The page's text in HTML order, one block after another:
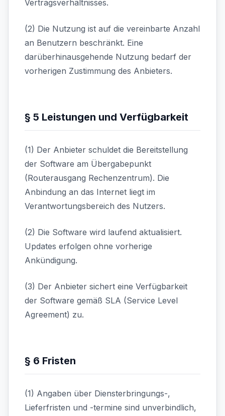
Vertragsverhältnisses.
(2) Die Nutzung ist auf die vereinbarte Anzahl
an Benutzern beschränkt. Eine
darüberhinausgehende Nutzung bedarf der
vorherigen Zustimmung des Anbieters.
§ 5 Leistungen und Verfügbarkeit
(1) Der Anbieter schuldet die Bereitstellung
der Software am Übergabepunkt
(Routerausgang Rechenzentrum). Die
Anbindung an das Internet liegt im
Verantwortungsbereich des Nutzers.
(2) Die Software wird laufend aktualisiert.
Updates erfolgen ohne vorherige
Ankündigung.
(3) Der Anbieter sichert eine Verfügbarkeit
der Software gemäß SLA (Service Level
Agreement) zu.
§ 6 Fristen
(1) Angaben über Diensterbringungs-,
Lieferfristen und -termine sind unverbindlich,